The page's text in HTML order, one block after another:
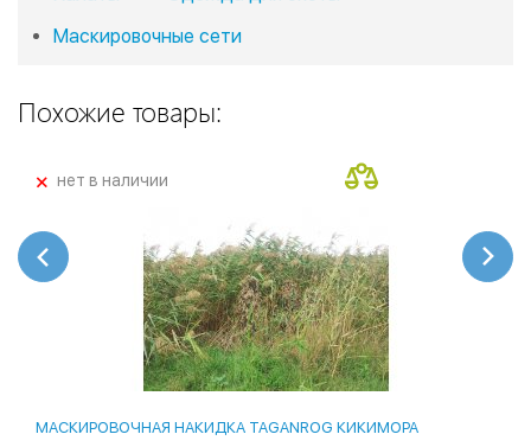
Маскировочные сети
Похожие товары:
+нет в наличии
МАСКИРОВОЧНАЯ НАКИДКА TAGANROG КИКИМОРА